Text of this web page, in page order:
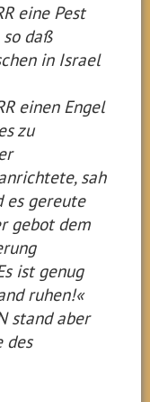
eine Pest
daß
in Israel
einen Engel
zu
sah
es gereute
gebot dem
ist genug
ruhen!«
stand aber
des